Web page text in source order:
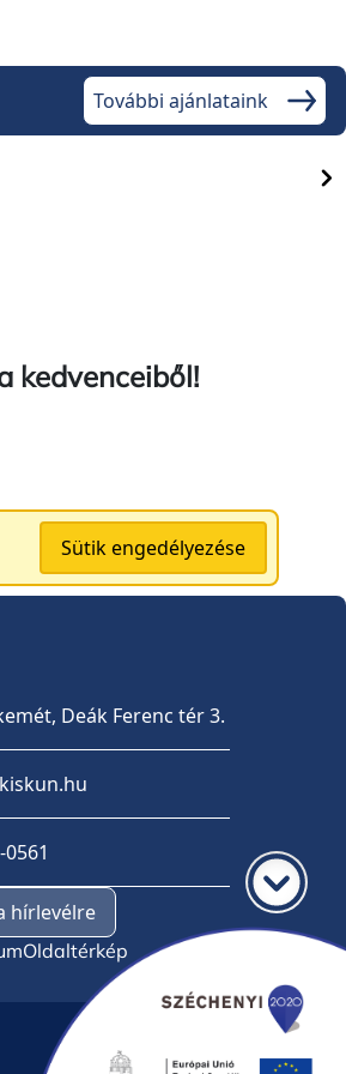
További ajánlataink
kedvenceiből!
Sütik engedélyezése
Deák Ferenc tér 3.
hírlevélre
Oldaltérkép